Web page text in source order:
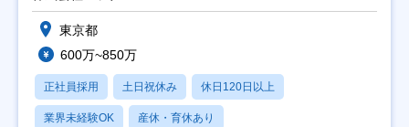
東京都
600万~850万
正社員採用 土日祝休み 休日120日以上
業界未経験OK 産休・育休あり